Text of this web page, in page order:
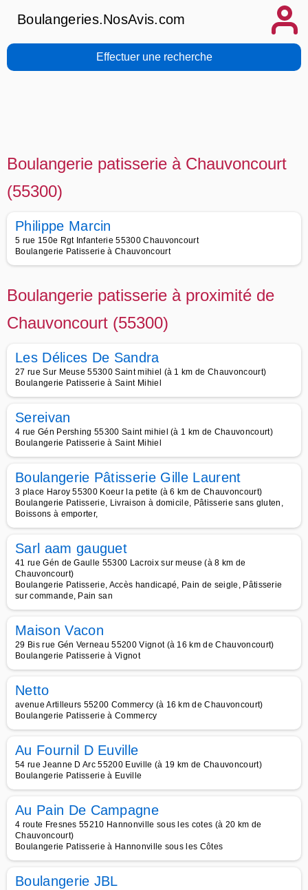
Boulangeries.NosAvis.com
Effectuer une recherche
Boulangerie patisserie à Chauvoncourt
(55300)
Philippe Marcin
5 rue 150e Rgt Infanterie 55300 Chauvoncourt
Boulangerie Patisserie à Chauvoncourt
Boulangerie patisserie à proximité de
Chauvoncourt (55300)
Les Délices De Sandra
27 rue Sur Meuse 55300 Saint mihiel (à 1 km de Chauvoncourt)
Boulangerie Patisserie à Saint Mihiel
Sereivan
4 rue Gén Pershing 55300 Saint mihiel (à 1 km de Chauvoncourt)
Boulangerie Patisserie à Saint Mihiel
Boulangerie Pâtisserie Gille Laurent
3 place Haroy 55300 Koeur la petite (à 6 km de Chauvoncourt)
Boulangerie Patisserie, Livraison à domicile, Pâtisserie sans gluten,
Boissons à emporter,
Sarl aam gauguet
41 rue Gén de Gaulle 55300 Lacroix sur meuse (à 8 km de
Chauvoncourt)
Boulangerie Patisserie, Accès handicapé, Pain de seigle, Pâtisserie
sur commande, Pain san
Maison Vacon
29 Bis rue Gén Verneau 55200 Vignot (à 16 km de Chauvoncourt)
Boulangerie Patisserie à Vignot
Netto
avenue Artilleurs 55200 Commercy (à 16 km de Chauvoncourt)
Boulangerie Patisserie à Commercy
Au Fournil D Euville
54 rue Jeanne D Arc 55200 Euville (à 19 km de Chauvoncourt)
Boulangerie Patisserie à Euville
Au Pain De Campagne
4 route Fresnes 55210 Hannonville sous les cotes (à 20 km de
Chauvoncourt)
Boulangerie Patisserie à Hannonville sous les Côtes
Boulangerie JBL